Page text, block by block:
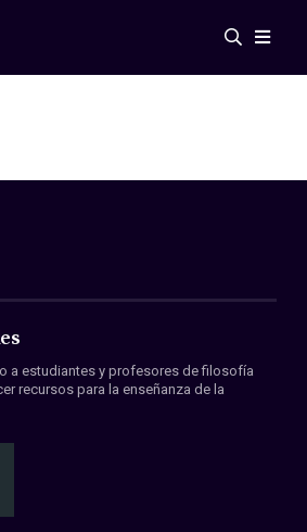
a estudiantes y profesores de filosofía
recursos para la enseñanza de la